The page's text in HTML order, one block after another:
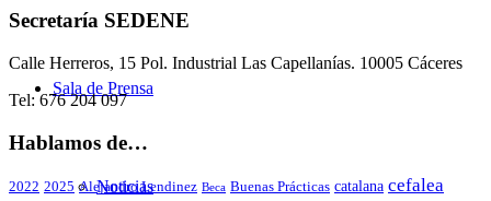
Sala de Prensa
Noticias
Secretaría SEDENE
Calle Herreros, 15 Pol. Industrial Las Capellanías. 10005 Cáceres
Tel: 676 204 097
Hablamos de…
2022 2025 Alejandro Lendinez Beca Buenas Prácticas catalana cefalea